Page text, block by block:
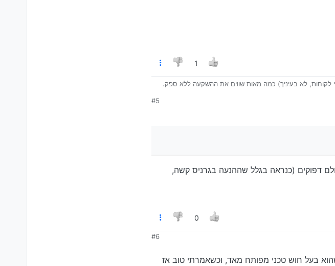
1
לקוחות, לא בעיניך) כמה מאות שווים את ההשקעה ללא ספק.
#5
800, ומפירוק לא כדאי כי כולם דפוקים (כנראה בגלל שההנעה בגרניס קשה,
0
#6
בעל חוש טכני מפותח מאד, וכשאמרתי טוב אז